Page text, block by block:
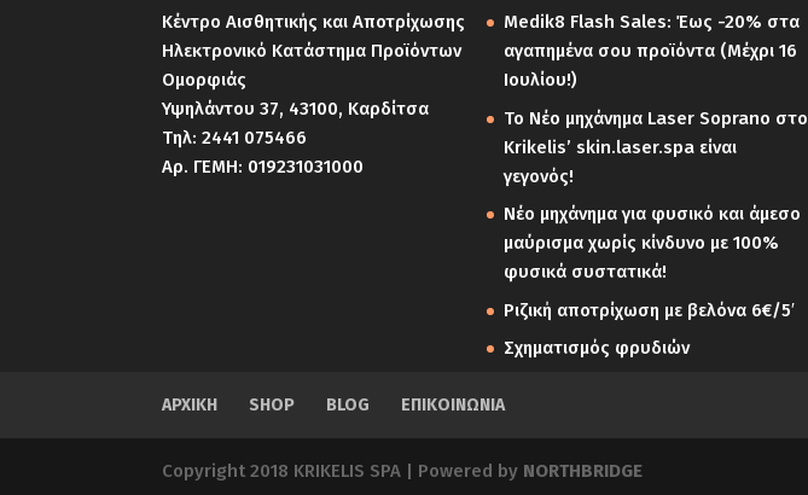
Κέντρο Αισθητικής και Αποτρίχωσης
Ηλεκτρονικό Κατάστημα Προϊόντων
Ομορφιάς
Υψηλάντου 37, 43100, Καρδίτσα
Τηλ:2441 075466
Αρ. ΓΕΜΗ: 019231031000
Medik8 Flash Sales: Έως -20% στα
αγαπημένα σου προϊόντα (Μέχρι 16
Ιουλίου!)
Το Νέο μηχάνημα Laser Soprano στο
Krikelis’ skin.laser.spa είναι
γεγονός!
Νέο μηχάνημα για φυσικό και άμεσο
μαύρισμα χωρίς κίνδυνο με 100%
φυσικά συστατικά!
Ριζική αποτρίχωση με βελόνα 6€/5′
Σχηματισμός φρυδιών
ΑΡΧΙΚΗ SHOP BLOG ΕΠΙΚΟΙΝΩΝΙΑ
Copyright 2018 KRIKELIS SPA | Powered by NORTHBRIDGE